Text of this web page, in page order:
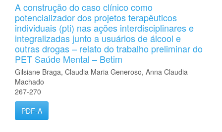
A construção do caso clínico como
potencializador dos projetos terapêuticos
individuais (pti) nas ações interdisciplinares e
integralizadas junto a usuários de álcool e
outras drogas – relato do trabalho preliminar do
PET Saúde Mental – Betim
Gilsiane Braga, Claudia Maria Generoso, Anna Claudia
Machado
267-270
PDF-A